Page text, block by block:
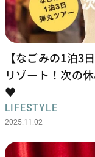
【なごみの1泊3
リゾート！次の
♥
LIFESTYLE
2025.11.02